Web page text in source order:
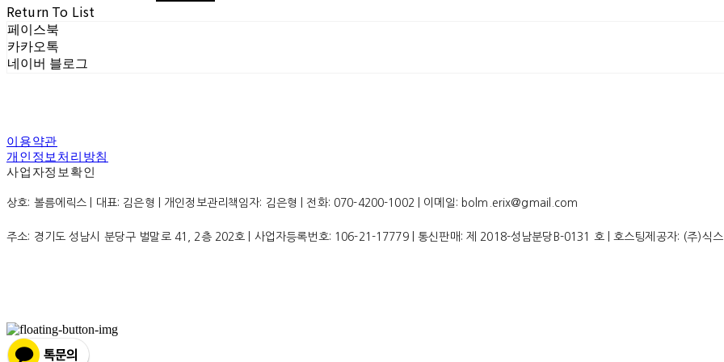
Return To List
페이스북
카카오톡
네이버 블로그
이용약관
개인정보처리방침
사업자정보확인
상호: 볼름에릭스 | 대표: 김은형 | 개인정보관리책임자: 김은형 | 전화: 070-4200-1002 | 이메일: bolm.erix@gmail.com
주소: 경기도 성남시 분당구 벌말로 41, 2층 202호 | 사업자등록번호: 106-21-17779| 통신판매: 제 2018-성남분당B-0131 호| 호스팅제공자: (주)식